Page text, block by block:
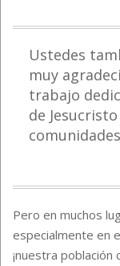
Ustedes
muy
trabajo
de
Pero en muchos
especialmente en
¡nuestra